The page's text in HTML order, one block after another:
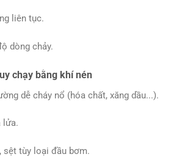
liên tục.
dòng chảy.
chạy bằng khí nén
dễ cháy nổ (hóa chất, xăng dầu...).
lửa.
sệt tùy loại đầu bơm.